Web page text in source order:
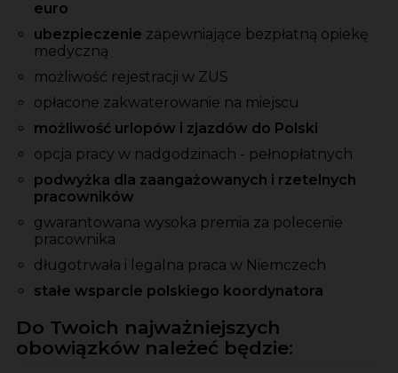
euro
ubezpieczenie zapewniające bezpłatną opiekę
medyczną
możliwość rejestracji w ZUS
opłacone zakwaterowanie na miejscu
możliwość urlopów i zjazdów do Polski
opcja pracy w nadgodzinach - pełnopłatnych
podwyżka dla zaangażowanych i rzetelnych
pracowników
gwarantowana wysoka premia za polecenie
pracownika
długotrwała i legalna praca w Niemczech
stałe wsparcie polskiego koordynatora
Do Twoich najważniejszych
obowiązków należeć będzie: